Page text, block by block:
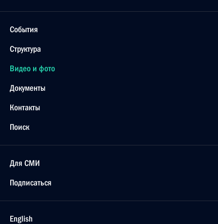
События
Структура
Видео и фото
Документы
Контакты
Поиск
Для СМИ
Подписаться
English